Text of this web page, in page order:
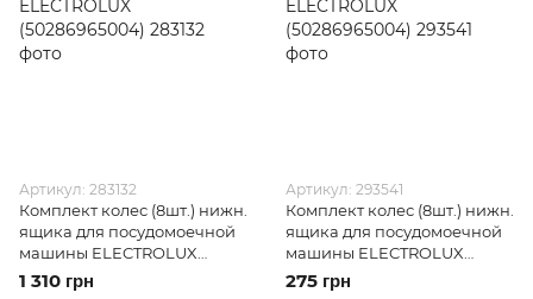
Артикул: 283132
Комплект колес (8шт.) нижн.
ящика для посудомоечной
машины ELECTROLUX
(50286965004)
1 310 грн
Артикул: 293541
Комплект колес (8шт.) нижн.
ящика для посудомоечной
машины ELECTROLUX
(50286965004)
275 грн